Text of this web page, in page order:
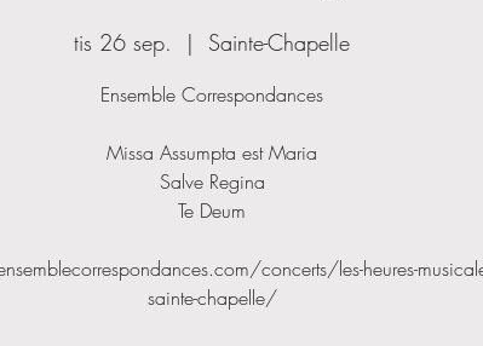
tis 26 sep.
  |
Sainte-Chapelle
Ensemble Correspondances
Missa Assumpta est Maria
Salve Regina
Te Deum
concerts/les-heures-
sainte-chapelle/